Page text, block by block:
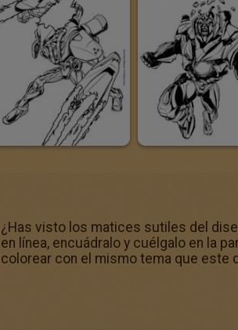
¿Has visto los matices sutiles del
en línea, encuádralo y cuélgalo en la
colorear con el mismo tema que este